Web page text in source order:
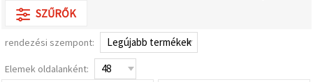
megfelelő
működését,
Ön
élményét,
és az Ön
SZŰRŐK
rendezési szempont:
Elemek oldalanként: